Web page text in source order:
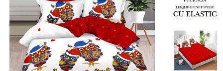
Lenjerii de pat Bumbac Poplin
Lenjerii de pat Catifea
Lenjerii de pat Damasc
Lenjerii de pat Finet + 2 Draperii